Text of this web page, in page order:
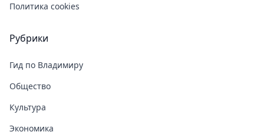
Политика cookies
Рубрики
Гид по Владимиру
Общество
Культура
Экономика